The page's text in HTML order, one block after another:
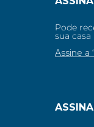
Pode
sua casa
Assine a